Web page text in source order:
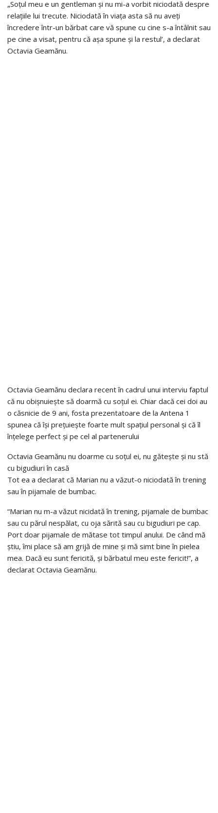
„Soțul meu e un gentleman și nu mi-a vorbit niciodată despre
relațiile lui trecute. Niciodată în viața asta să nu aveți
încredere într-un bărbat care vă spune cu cine s-a întâlnit sau
pe cine a visat, pentru că așa spune și la restul’, a declarat
Octavia Geamănu.
Octavia Geamănu declara recent în cadrul unui interviu faptul
că nu obișnuiește să doarmă cu soțul ei. Chiar dacă cei doi au
o căsnicie de 9 ani, fosta prezentatoare de la Antena 1
spunea că își prețuiește foarte mult spațiul personal și că îl
înțelege perfect și pe cel al partenerului
Octavia Geamănu nu doarme cu soțul ei, nu gătește și nu stă
cu bigudiuri în casă
Tot ea a declarat că Marian nu a văzut-o niciodată în trening
sau în pijamale de bumbac.
“Marian nu m-a văzut nicidată în trening, pijamale de bumbac
sau cu părul nespălat, cu oja sărită sau cu bigudiuri pe cap.
Port doar pijamale de mătase tot timpul anului. De când mă
știu, îmi place să am grijă de mine și mă simt bine în pielea
mea. Dacă eu sunt fericită, și bărbatul meu este fericit!”, a
declarat Octavia Geamănu.